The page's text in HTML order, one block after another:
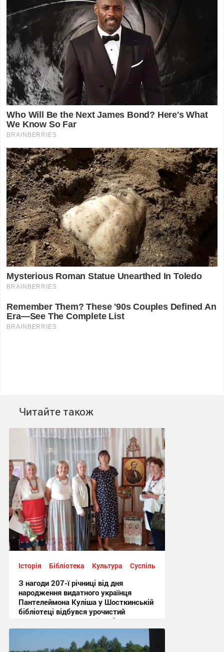
Читайте також
Історія Бібліотека Культура Суспільство
З нагоди 207-ї річниці від дня
народження видатного українця
Пантелеймона Куліша у Шосткинській
бібліотеці відбувся урочистий
культурно-мистецький захід + Фото
12:44, 7.08.2026